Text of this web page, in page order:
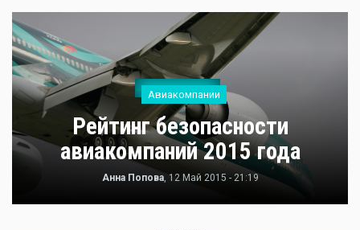
Авиакомпании
Рейтинг безопасности
авиакомпаний 2015 года
Анна Попова, 12 Май 2015 - 21:19